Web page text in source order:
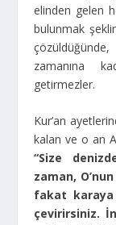
elinden gelen
bulunmak
zamanına
getirmezler.
Kur’an
kalan ve o an
“Size
zaman,
fakat karaya
çevirirsiniz.